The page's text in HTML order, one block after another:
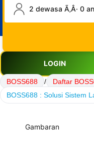
2 dewasa Ã‚Â· 0
LOGIN
BOSS688 / Daftar
BOSS688 : Solusi Sistem
Gambaran